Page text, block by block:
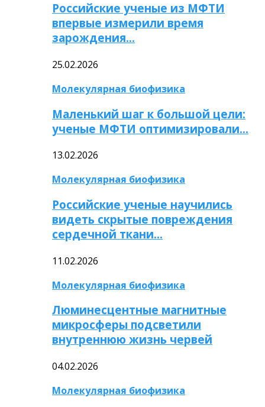
Российские ученые из МФТИ
впервые измерили время
зарождения…
25.02.2026
Молекулярная биофизика
Маленький шаг к большой цели:
ученые МФТИ оптимизировали…
13.02.2026
Молекулярная биофизика
Российские ученые научились
видеть скрытые повреждения
сердечной ткани…
11.02.2026
Молекулярная биофизика
Люминесцентные магнитные
микросферы подсветили
внутреннюю жизнь червей
04.02.2026
Молекулярная биофизика